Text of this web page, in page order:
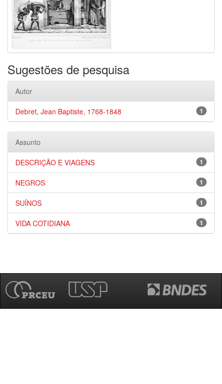
Sugestões de pesquisa
Autor
1
Debret, Jean Baptiste, 1768-1848
Assunto
1
DESCRIÇÃO E VIAGENS
1
NEGROS
1
SUÍNOS
1
VIDA COTIDIANA